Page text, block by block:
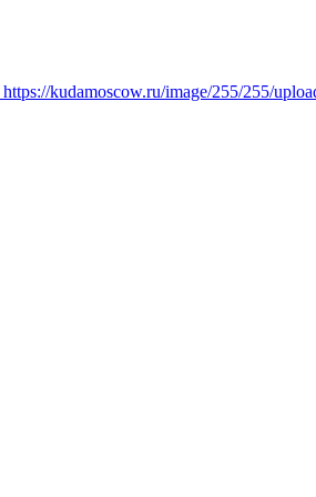
https://kudamoscow.ru/image/255/255/